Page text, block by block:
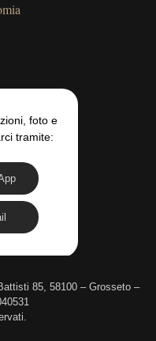
foto e
tramite:
85, 58100 – Grosseto –